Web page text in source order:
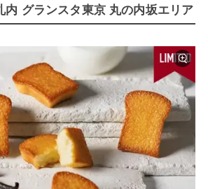
内 グランスタ東京 丸の内坂エリア